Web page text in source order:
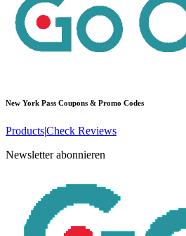
New York Pass Coupons & Promo Codes
Products|Check Reviews
Newsletter abonnieren